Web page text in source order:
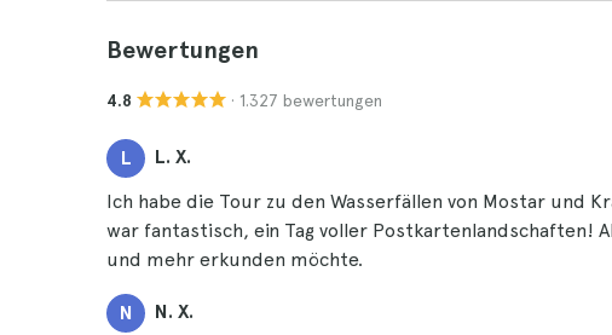
Bewertungen
4.8 · 1.327 bewertungen
L L. X.
Ich habe die Tour zu den Wasserfällen von Mostar und
war fantastisch, ein Tag voller Postkartenlandschaften!
und mehr erkunden möchte.
N N. X.